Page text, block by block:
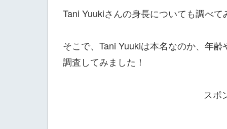
Tani Yuukiさんの身長についても調べ
そこで、Tani Yuukiは本名なのか、年
調査してみました！
スポ